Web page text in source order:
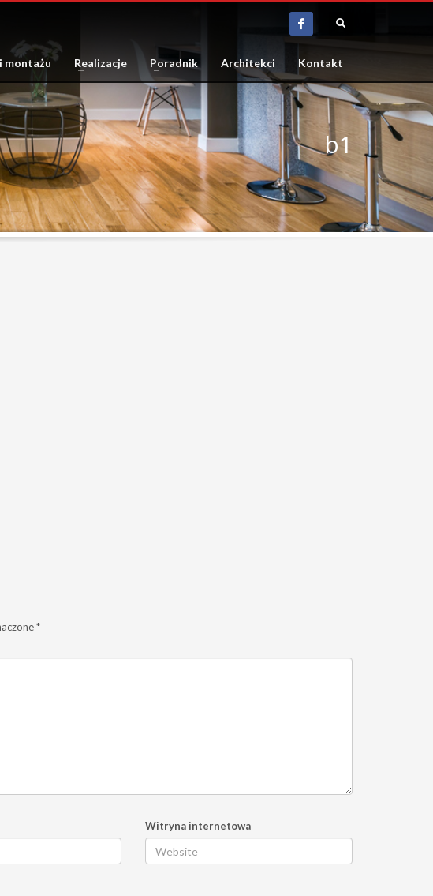
montażu Realizacje Poradnik Architekci Kontakt
b1
*
Witryna internetowa